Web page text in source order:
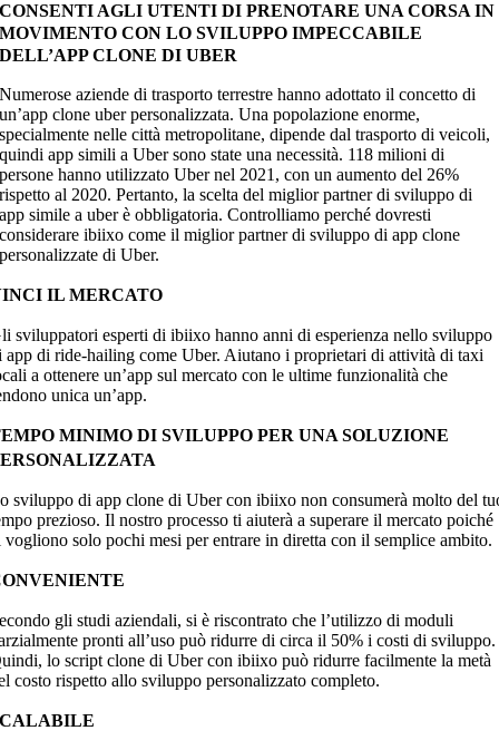
CONSENTI AGLI UTENTI DI PRENOTARE UNA CORSA IN
MOVIMENTO CON LO SVILUPPO IMPECCABILE
DELL’APP CLONE DI UBER
Numerose aziende di trasporto terrestre hanno adottato il concetto di
un’app clone uber personalizzata. Una popolazione enorme,
specialmente nelle città metropolitane, dipende dal trasporto di veicoli,
quindi app simili a Uber sono state una necessità. 118 milioni di
persone hanno utilizzato Uber nel 2021, con un aumento del 26%
rispetto al 2020. Pertanto, la scelta del miglior partner di sviluppo di
app simile a uber è obbligatoria. Controlliamo perché dovresti
considerare ibiixo come il miglior partner di sviluppo di app clone
personalizzate di Uber.
IL MERCATO
sviluppatori esperti di ibiixo hanno anni di esperienza nello sviluppo
app di ride-hailing come Uber. Aiutano i proprietari di attività di taxi
a ottenere un’app sul mercato con le ultime funzionalità che
unica un’app.
MINIMO DI SVILUPPO PER UNA SOLUZIONE
sviluppo di app clone di Uber con ibiixo non consumerà molto del
prezioso. Il nostro processo ti aiuterà a superare il mercato poiché
vogliono solo pochi mesi per entrare in diretta con il semplice ambito.
gli studi aziendali, si è riscontrato che l’utilizzo di moduli
pronti all’uso può ridurre di circa il 50% i costi di sviluppo.
lo script clone di Uber con ibiixo può ridurre facilmente la metà
costo rispetto allo sviluppo personalizzato completo.